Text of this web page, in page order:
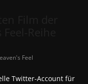
Feel
Twitter-Account für